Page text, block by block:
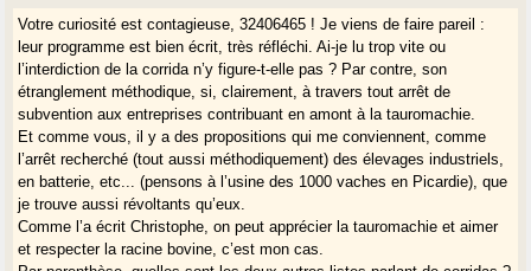
Votre curiosité est contagieuse, 32406465 ! Je viens de faire pareil :
leur programme est bien écrit, très réfléchi. Ai-je lu trop vite ou
l’interdiction de la corrida n’y figure-t-elle pas ? Par contre, son
étranglement méthodique, si, clairement, à travers tout arrêt de
subvention aux entreprises contribuant en amont à la tauromachie.
Et comme vous, il y a des propositions qui me conviennent, comme
l’arrêt recherché (tout aussi méthodiquement) des élevages industriels,
en batterie, etc... (pensons à l’usine des 1000 vaches en Picardie), que
je trouve aussi révoltants qu’eux.
Comme l’a écrit Christophe, on peut apprécier la tauromachie et aimer
et respecter la racine bovine, c’est mon cas.